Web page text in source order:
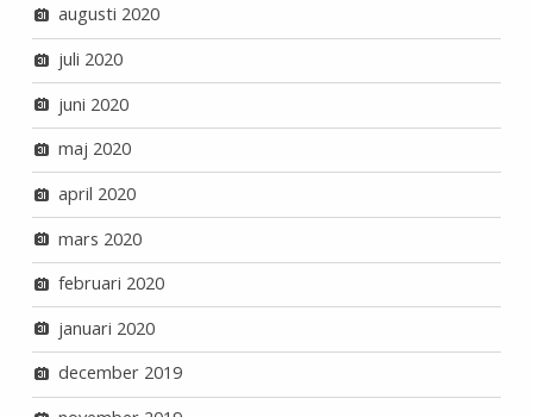
augusti 2020
juli 2020
juni 2020
maj 2020
april 2020
mars 2020
februari 2020
januari 2020
december 2019